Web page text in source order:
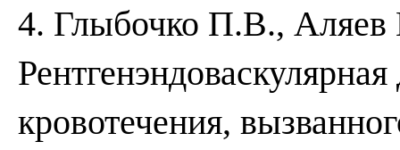
4. Глыбочко П.В.,
кровотечения,